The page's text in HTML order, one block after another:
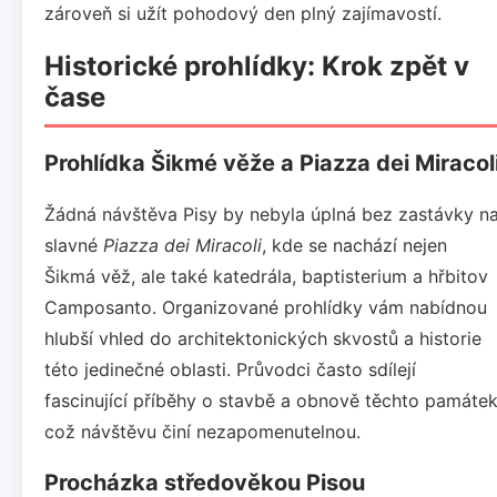
zároveň si užít pohodový den plný zajímavostí.
Historické prohlídky: Krok zpět v
čase
Prohlídka Šikmé věže a Piazza dei
Žádná návštěva Pisy by nebyla úplná bez zastávky
slavné Piazza dei Miracoli, kde se nachází nejen
Šikmá věž, ale také katedrála, baptisterium a hřbitov
Camposanto. Organizované prohlídky vám nabídnou
hlubší vhled do architektonických skvostů a historie
této jedinečné oblasti. Průvodci často sdílejí
fascinující příběhy o stavbě a obnově těchto
což návštěvu činí nezapomenutelnou.
Procházka středověkou Pisou